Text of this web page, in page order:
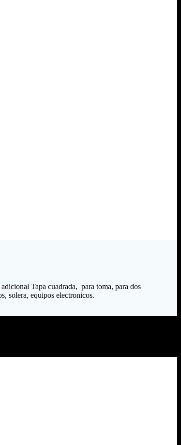
Tapa cuadrada, para toma, para dos
solera, equipos electronicos.